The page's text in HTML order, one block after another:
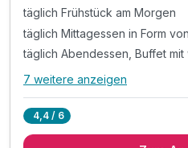
täglich Frühstück am Morgen
täglich Mittagessen in Form
Alle Inklusivleistungen
7 weitere anzeigen
4,4 / 6